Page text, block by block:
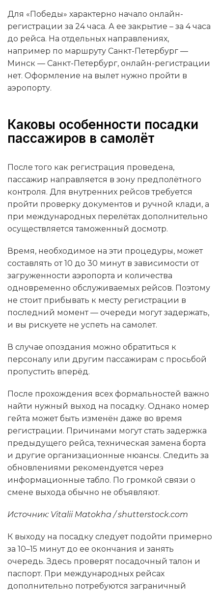
Для «Победы» характерно начало онлайн-
регистрации за 24 часа. А ее закрытие – за 4 часа
до рейса. На отдельных направлениях,
например по маршруту Санкт-Петербург —
Минск — Санкт-Петербург, онлайн-регистрации
нет. Оформление на вылет нужно пройти в
аэропорту.
Каковы особенности посадки
пассажиров в самолёт
После того как регистрация проведена,
пассажир направляется в зону предполётного
контроля. Для внутренних рейсов требуется
пройти проверку документов и ручной клади, а
при международных перелётах дополнительно
осуществляется таможенный досмотр.
Время, необходимое на эти процедуры, может
составлять от 10 до 30 минут в зависимости от
загруженности аэропорта и количества
одновременно обслуживаемых рейсов. Поэтому
не стоит прибывать к месту регистрации в
последний момент — очереди могут задержать,
и вы рискуете не успеть на самолет.
В случае опоздания можно обратиться к
персоналу или другим пассажирам с просьбой
пропустить вперёд.
После прохождения всех формальностей важно
найти нужный выход на посадку. Однако номер
гейта может быть изменён даже во время
регистрации. Причинами могут стать задержка
предыдущего рейса, техническая замена борта
и другие организационные нюансы. Следить за
обновлениями рекомендуется через
информационные табло. По громкой связи о
смене выхода обычно не объявляют.
Источник: Vitalii Matokha / shutterstock.com
К выходу на посадку следует подойти примерно
за 10–15 минут до ее окончания и занять
очередь. Здесь проверят посадочный талон и
паспорт. При международных рейсах
дополнительно потребуются заграничный